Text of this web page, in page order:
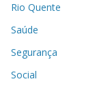
Rio Quente
Saúde
Segurança
Social